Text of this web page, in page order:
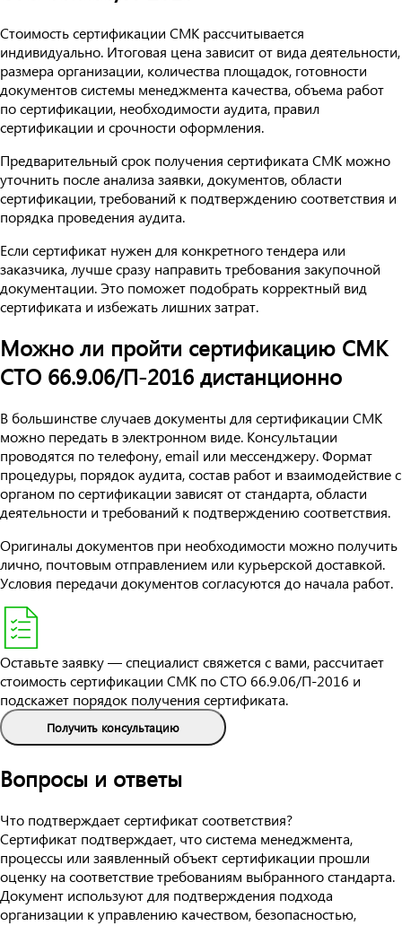
Стоимость сертификации СМК рассчитывается
индивидуально. Итоговая цена зависит от вида деятельности,
размера организации, количества площадок, готовности
документов системы менеджмента качества, объема работ
по сертификации, необходимости аудита, правил
сертификации и срочности оформления.
Предварительный срок получения сертификата СМК можно
уточнить после анализа заявки, документов, области
сертификации, требований к подтверждению соответствия и
порядка проведения аудита.
Если сертификат нужен для конкретного тендера или
заказчика, лучше сразу направить требования закупочной
документации. Это поможет подобрать корректный вид
сертификата и избежать лишних затрат.
Можно ли пройти сертификацию СМК
СТО 66.9.06/П-2016 дистанционно
В большинстве случаев документы для сертификации СМК
можно передать в электронном виде. Консультации
проводятся по телефону, email или мессенджеру. Формат
процедуры, порядок аудита, состав работ и взаимодействие с
органом по сертификации зависят от стандарта, области
деятельности и требований к подтверждению соответствия.
Оригиналы документов при необходимости можно получить
лично, почтовым отправлением или курьерской доставкой.
Условия передачи документов согласуются до начала работ.
Оставьте заявку — специалист свяжется с вами, рассчитает
стоимость сертификации СМК по СТО 66.9.06/П-2016 и
подскажет порядок получения сертификата.
Получить консультацию
Вопросы и ответы
Что подтверждает сертификат соответствия?
Сертификат подтверждает, что система менеджмента,
процессы или заявленный объект сертификации прошли
оценку на соответствие требованиям выбранного стандарта.
Документ используют для подтверждения подхода
организации к управлению качеством, безопасностью,